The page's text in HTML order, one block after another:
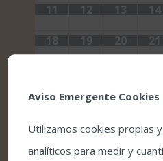
11 12 13 14
18 19 20 21
Aviso Emergente Cookies
Utilizamos cookies propias
analíticos para medir y